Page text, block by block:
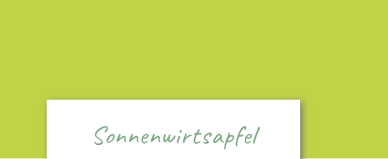
Sonnenwirtsapfel